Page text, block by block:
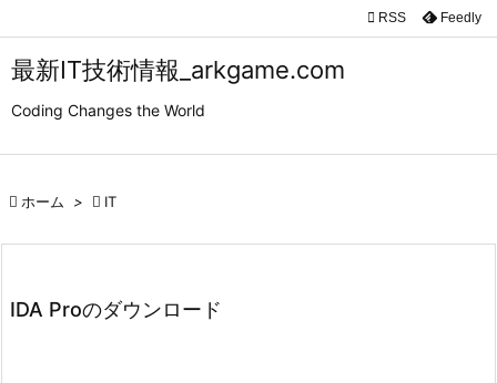
最新IT技術情報_arkgame.com
Coding Changes the World


 RSS Feedly
 ホーム >  IT
IDA Proのダウンロード